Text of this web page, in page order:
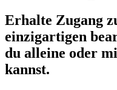
Erhalte Zugang
einzigartigen
du alleine oder
kannst.